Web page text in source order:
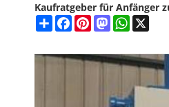
Kaufratgeber für Anfänger
ShareFacebook
PinterestMastodon